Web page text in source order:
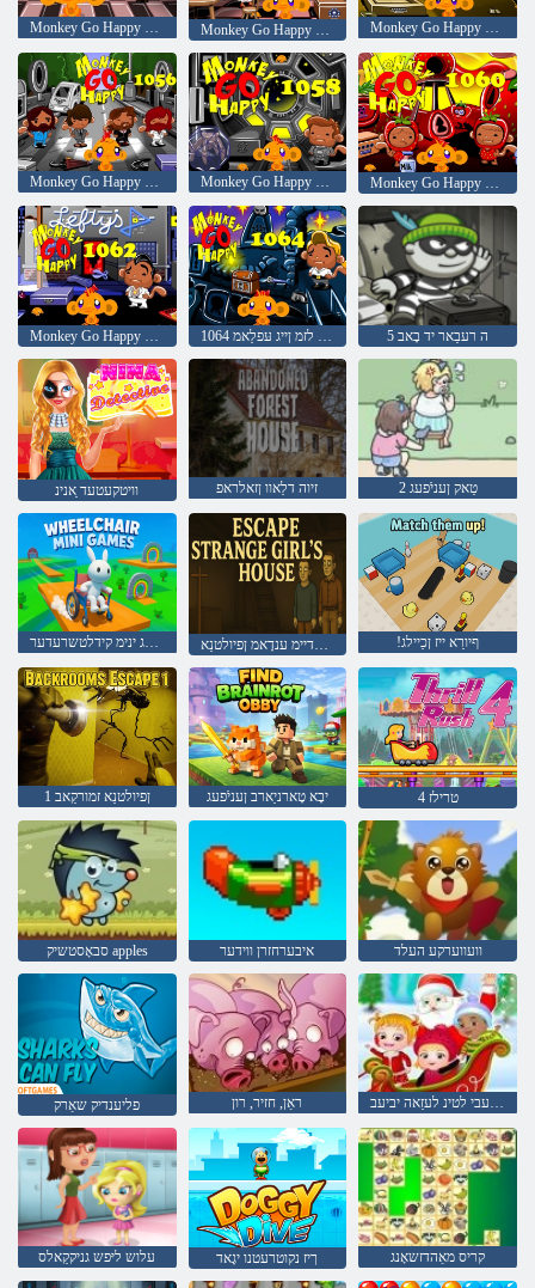
Monkey Go Happy Stage 1050 Monkey Go Happy Stage 1054
Monkey Go Happy Stage 1056 Monkey Go Happy Stage 1058 Monkey Go Happy Stage 1060
Monkey Go Happy Stage 1062 1064 עגַאטס לזמ ןייג עּפלַאמ 5 ה רעבַאר יד בָאב
וויטקעטעד ַאנינ זיוה דלַאוו ןזאלראפ 2 טַאק ןעניֿפעג
סעמַאג ינימ קידלטשרעדער זיוה ס' לדיימ ענדָאמ ןפיולטנַא !ףיורַא ייז ןכַיילג
1 ןפיולטנַא זמורקַאב יבָא טָארניַארב ןעניֿפעג טרילז 4
סבאָסטשיק apples איבערחזרן ווידער וועווערקע העלד
פליענדיק שאַרק ראַן, חזיר, רון ןשַאררעבי לטינ לעזַאה יביעב
עלוש ליּפש גניקקַאלס ךיז נקוטרעטנו יגָאד קריס מאַהדזשאָנג